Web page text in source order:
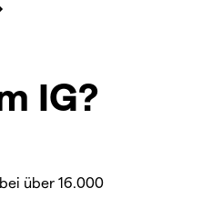
IG?
über 16.000